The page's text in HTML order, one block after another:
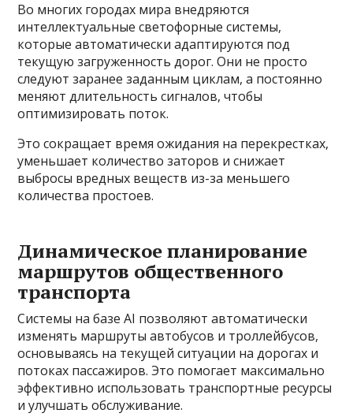
Во многих городах мира внедряются
интеллектуальные светофорные системы,
которые автоматически адаптируются под
текущую загруженность дорог. Они не просто
следуют заранее заданным циклам, а постоянно
меняют длительность сигналов, чтобы
оптимизировать поток.
Это сокращает время ожидания на перекрестках,
уменьшает количество заторов и снижает
выбросы вредных веществ из-за меньшего
количества простоев.
Динамическое планирование
маршрутов общественного
транспорта
Системы на базе AI позволяют автоматически
изменять маршруты автобусов и троллейбусов,
основываясь на текущей ситуации на дорогах и
потоках пассажиров. Это помогает максимально
эффективно использовать транспортные ресурсы
и улучшать обслуживание.